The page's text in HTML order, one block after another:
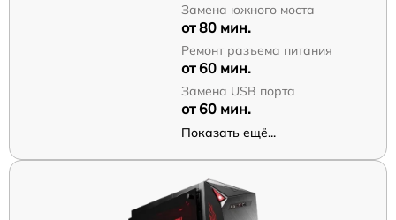
Замена южного моста
от 80 мин.
Ремонт разъема питания
от 60 мин.
Замена USB порта
от 60 мин.
Показать ещё...